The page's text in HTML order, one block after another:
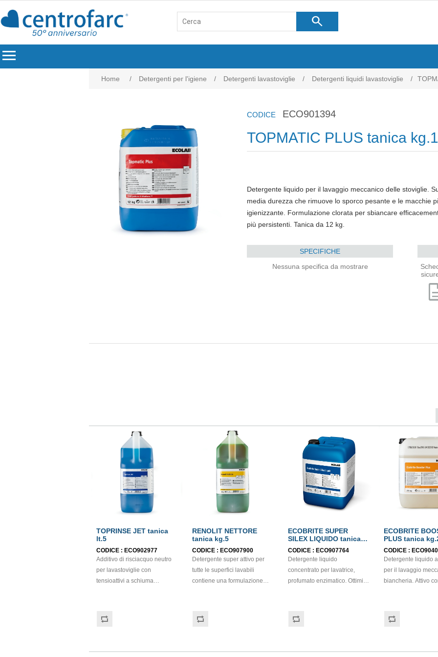
search
menu
Home / Detergenti per l'igiene / Detergenti lavastoviglie / Detergenti liquidi lavastoviglie /
CODICE ECO901394
TOPMATIC PLUS tanica
Detergente liquido per il lavaggio meccanico delle stoviglie.
media durezza che rimuove lo sporco pesante e le macchie
igienizzante. Formulazione clorata per sbiancare
più persistenti. Tanica da 12 kg.
SPECIFICHE
Nessuna specifica da mostrare
TOPRINSE JET tanica
lt.5
CODICE : ECO902977
Additivo di risciacquo neutro
per lavastoviglie con
tensioattivi a schiuma
RENOLIT NETTORE
tanica kg.5
CODICE : ECO907900
Detergente super attivo per
tutte le superfici lavabili
contiene una formulazione
efficacia. Un solo prodotto per
ECOBRITE SUPER
SILEX LIQUIDO tanica
kg.20
CODICE : ECO907764
Detergente liquido
concentrato per lavatrice,
profumato enzimatico. Ottimi
di unto/grasso e quelle
ECOBRITE
PLUS
CODICE :
Detergente liquido
per il lavaggio
biancheria. Attivo